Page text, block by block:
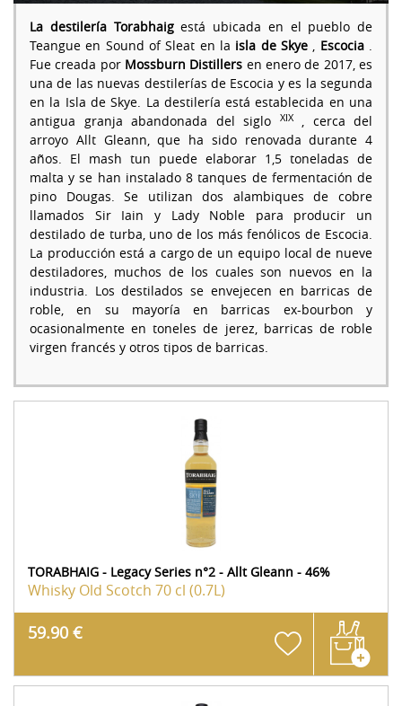
La destilería Torabhaigestá ubicada en el pueblo de
Teangue en Sound of Sleat en la isla de Skye , Escocia.
Fue creada por Mossburn Distillers en enero de 2017, es
una de las nuevas destilerías de Escocia y es la segunda
en la Isla de Skye. La destilería está establecida en una
antigua granja abandonada del siglo
XIX, cerca del
arroyo Allt Gleann, que ha sido renovada durante 4
años. El mash tun puede elaborar 1,5 toneladas de
malta y se han instalado 8 tanques de fermentación de
pino Dougas. Se utilizan dos alambiques de cobre
llamados Sir Iain y Lady Noble para producir un
destilado de turba, uno de los más fenólicos de Escocia.
La producción está a cargo de un equipo local de nueve
destiladores, muchos de los cuales son nuevos en la
industria. Los destilados se envejecen en barricas de
roble, en su mayoría en barricas ex-bourbon y
ocasionalmente en toneles de jerez, barricas de roble
virgen francés y otros tipos de barricas.
TORABHAIG - Legacy Series n°2 - Allt Gleann - 46%
Whisky Old Scotch 70 cl (0.7L)
59.90 €